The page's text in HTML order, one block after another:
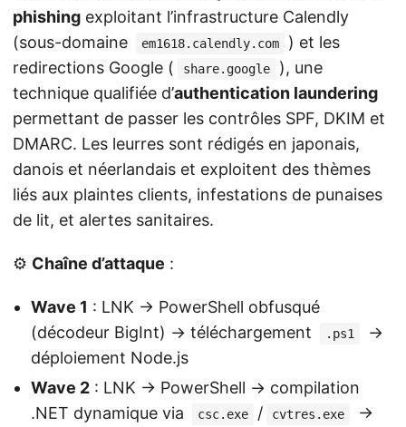
phishing exploitant l’infrastructure Calendly
(sous-domaine
em1618.calendly.com
) et les
redirections Google (
share.google
), une
technique qualifiée d’authentication laundering
permettant de passer les contrôles SPF, DKIM et
DMARC. Les leurres sont rédigés en japonais,
danois et néerlandais et exploitent des thèmes
liés aux plaintes clients, infestations de punaises
de lit, et alertes sanitaires.
⚙️ Chaîne d’attaque :
Wave 1 : LNK → PowerShell obfusqué
(décodeur BigInt) → téléchargement
.ps1
→
déploiement Node.js
Wave 2 : LNK → PowerShell → compilation
.NET dynamique via
csc.exe / cvtres.exe
→